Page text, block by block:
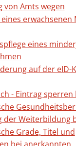
von Amts wegen
erwachsenen
eines
auf der eID-
- Eintrag sperren
der Weiterbildung
Grade, Titel und